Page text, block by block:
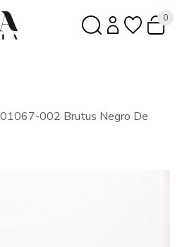
0
002 Brutus Negro De